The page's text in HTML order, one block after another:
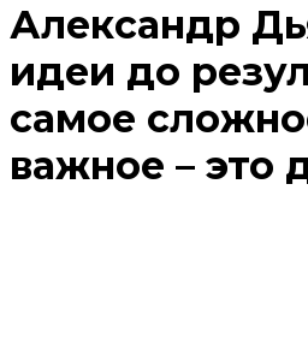
Александр
идеи до
самое
важное – это